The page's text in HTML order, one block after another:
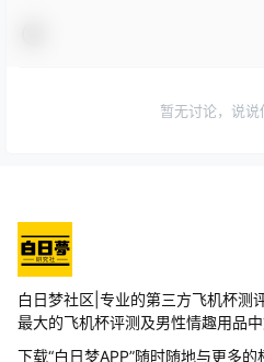
暂无讨论，说说
白日梦社区|专业的第三方飞机杯测
最大的飞机杯评测及男性情趣用品中
下载“白日梦APP”随时随地与更多的